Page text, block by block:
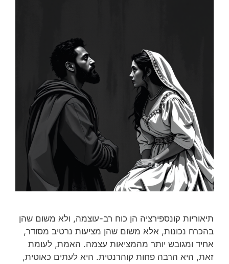
תיאוריות קונספירציה הן כוח רב-עוצמה, ולא משום שהן
בהכרח נכונות, אלא משום שהן מציעות נרטיב מסודר,
אחיד ומגובש יותר מהמציאות עצמה. האמת, לעומת
זאת, היא הרבה פחות קוהרנטית. היא לעתים כאוטית,